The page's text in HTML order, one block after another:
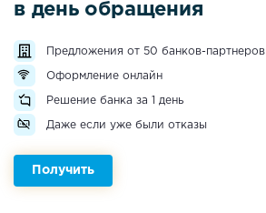
в день обращения
Предложения от 50 банков-партнеров
Оформление онлайн
Решение банка за 1 день
Даже если уже были отказы
Получить